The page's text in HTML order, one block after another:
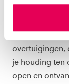
instellen welke
toestemming
De aanpak
eigen rol
bereid zijn om
overtuigingen,
je houding ten
open en